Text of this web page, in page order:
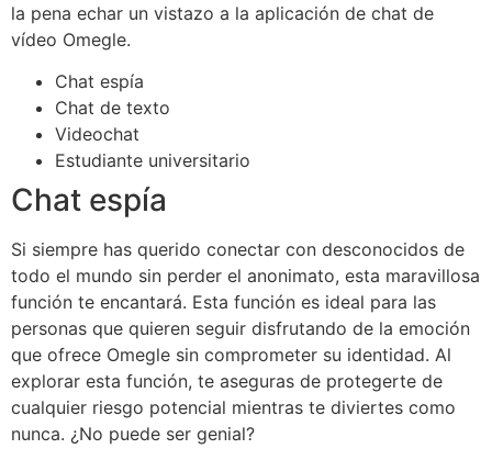
la pena echar un vistazo a la aplicación de chat de
vídeo Omegle.
Chat espía
Chat de texto
Videochat
Estudiante universitario
Chat espía
Si siempre has querido conectar con desconocidos de
todo el mundo sin perder el anonimato, esta maravillosa
función te encantará. Esta función es ideal para las
personas que quieren seguir disfrutando de la emoción
que ofrece Omegle sin comprometer su identidad. Al
explorar esta función, te aseguras de protegerte de
cualquier riesgo potencial mientras te diviertes como
nunca. ¿No puede ser genial?